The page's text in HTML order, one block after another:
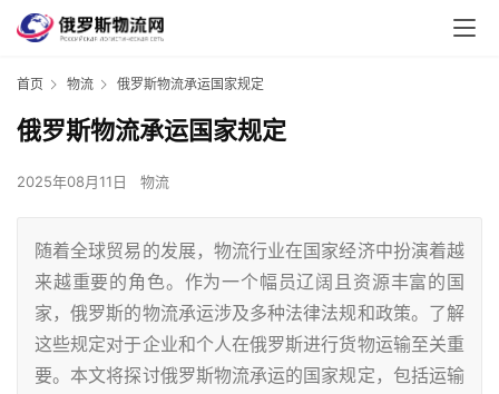
首页 物流 俄罗斯物流承运国家规定
俄罗斯物流承运国家规定
2025年08月11日 物流
随着全球贸易的发展，物流行业在国家经济中扮演着越
来越重要的角色。作为一个幅员辽阔且资源丰富的国
家，俄罗斯的物流承运涉及多种法律法规和政策。了解
这些规定对于企业和个人在俄罗斯进行货物运输至关重
要。本文将探讨俄罗斯物流承运的国家规定，包括运输